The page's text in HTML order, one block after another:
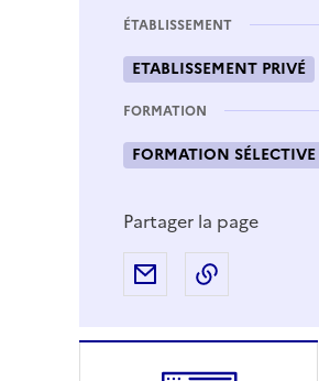
ÉTABLISSEMENT
ETABLISSEMENT PRIVÉ
FORMATION
FORMATION SÉLECTIVE
Partager la page
Partager par e-mail